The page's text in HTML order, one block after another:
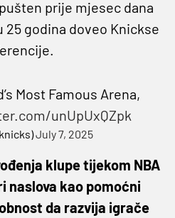
prije mjesec dana
godina doveo Knickse
Most Famous Arena,
unUpUxQZpk
July 7, 2025
klupe tijekom NBA
naslova kao pomoćni
da razvija igrače